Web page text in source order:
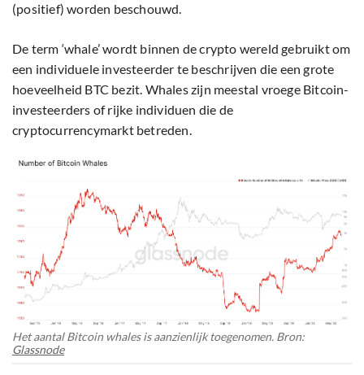
(positief) worden beschouwd.
De term ‘whale’ wordt binnen de crypto wereld gebruikt om
een individuele investeerder te beschrijven die een grote
hoeveelheid BTC bezit. Whales zijn meestal vroege Bitcoin-
investeerders of rijke individuen die de
cryptocurrencymarkt betreden.
Het aantal Bitcoin whales is aanzienlijk toegenomen. Bron:
Glassnode